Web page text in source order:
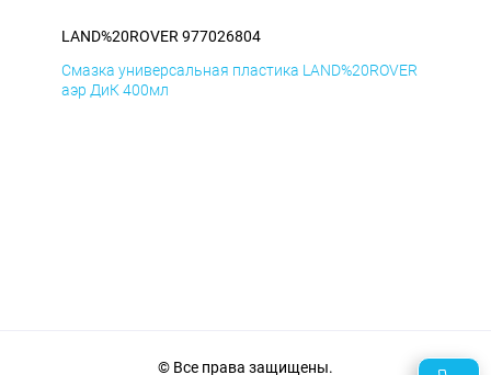
LAND%20ROVER 977026804
Смазка универсальная пластика LAND%20ROVER
аэр ДиК 400мл
© Все права защищены.